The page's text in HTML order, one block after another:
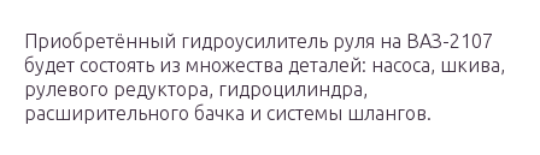
Приобретённый гидроусилитель руля на ВАЗ-2107
будет состоять из множества деталей: насоса, шкива,
рулевого редуктора, гидроцилиндра,
расширительного бачка и системы шлангов.